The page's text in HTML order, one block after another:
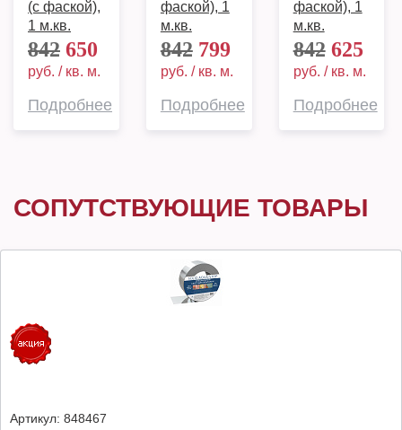
(с фаской),
1 м.кв.
842 650
руб. / кв. м.
Подробнее
фаской), 1
м.кв.
842799
руб. / кв. м.
Подробнее
фаской), 1
м.кв.
842625
руб. / кв. м.
Подробнее
СОПУТСТВУЮЩИЕ ТОВАРЫ
Артикул: 848467